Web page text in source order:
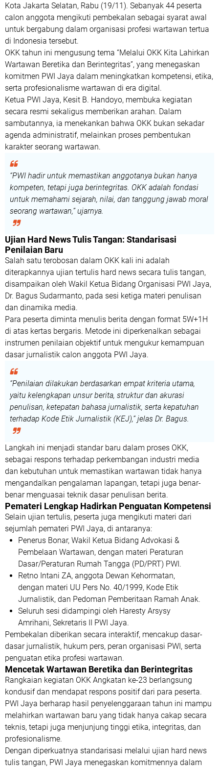
Kota Jakarta Selatan, Rabu (19/11). Sebanyak 44 peserta
calon anggota mengikuti pembekalan sebagai syarat awal
untuk bergabung dalam organisasi profesi wartawan tertua
di Indonesia tersebut.
OKK tahun ini mengusung tema “Melalui OKK Kita Lahirkan
Wartawan Beretika dan Berintegritas”, yang menegaskan
komitmen PWI Jaya dalam meningkatkan kompetensi, etika,
serta profesionalisme wartawan di era digital.
Ketua PWI Jaya, Kesit B. Handoyo, membuka kegiatan
secara resmi sekaligus memberikan arahan. Dalam
sambutannya, ia menekankan bahwa OKK bukan sekadar
agenda administratif, melainkan proses pembentukan
karakter seorang wartawan.
“PWI hadir untuk memastikan anggotanya bukan hanya
kompeten, tetapi juga berintegritas. OKK adalah fondasi
untuk memahami sejarah, nilai, dan tanggung jawab moral
seorang wartawan,”ujarnya.
Ujian Hard News Tulis Tangan: Standarisasi
Penilaian Baru
Salah satu terobosan dalam OKK kali ini adalah
diterapkannya ujian tertulis hard news secara tulis tangan,
disampaikan oleh Wakil Ketua Bidang Organisasi PWI Jaya,
Dr. Bagus Sudarmanto, pada sesi ketiga materi penulisan
dan dinamika media.
Para peserta diminta menulis berita dengan format 5W+1H
di atas kertas bergaris. Metode ini diperkenalkan sebagai
instrumen penilaian objektif untuk mengukur kemampuan
dasar jurnalistik calon anggota PWI Jaya.
“Penilaian dilakukan berdasarkan empat kriteria utama,
yaitu kelengkapan unsur berita, struktur dan akurasi
penulisan, ketepatan bahasa jurnalistik, serta kepatuhan
terhadap Kode Etik Jurnalistik (KEJ),”jelas Dr. Bagus.
Langkah ini menjadi standar baru dalam proses OKK,
sebagai respons terhadap perkembangan industri media
dan kebutuhan untuk memastikan wartawan tidak hanya
mengandalkan pengalaman lapangan, tetapi juga benar-
benar menguasai teknik dasar penulisan berita.
Pemateri Lengkap Hadirkan Penguatan Kompetensi
Selain ujian tertulis, peserta juga mengikuti materi dari
sejumlah pemateri PWI Jaya, di antaranya:
Penerus Bonar, Wakil Ketua Bidang Advokasi &
Pembelaan Wartawan, dengan materi Peraturan
Dasar/Peraturan Rumah Tangga (PD/PRT) PWI.
Retno Intani ZA, anggota Dewan Kehormatan,
dengan materi UU Pers No. 40/1999, Kode Etik
Jurnalistik, dan Pedoman Pemberitaan Ramah Anak.
Seluruh sesi didampingi oleh Haresty Arsysy
Amrihani, Sekretaris II PWI Jaya.
Pembekalan diberikan secara interaktif, mencakup dasar-
dasar jurnalistik, hukum pers, peran organisasi PWI, serta
penguatan etika profesi wartawan.
Mencetak Wartawan Beretika dan Berintegritas
Rangkaian kegiatan OKK Angkatan ke-23 berlangsung
kondusif dan mendapat respons positif dari para peserta.
PWI Jaya berharap hasil penyelenggaraan tahun ini mampu
melahirkan wartawan baru yang tidak hanya cakap secara
teknis, tetapi juga menjunjung tinggi etika, integritas, dan
profesionalisme.
Dengan diperkuatnya standarisasi melalui ujian hard news
tulis tangan, PWI Jaya menegaskan komitmennya dalam